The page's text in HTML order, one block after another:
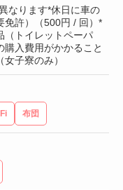
なります*休日に車の
免許）（500円 / 回）*
（トイレットペーパ
購入費用がかかること
子寮のみ）
布団